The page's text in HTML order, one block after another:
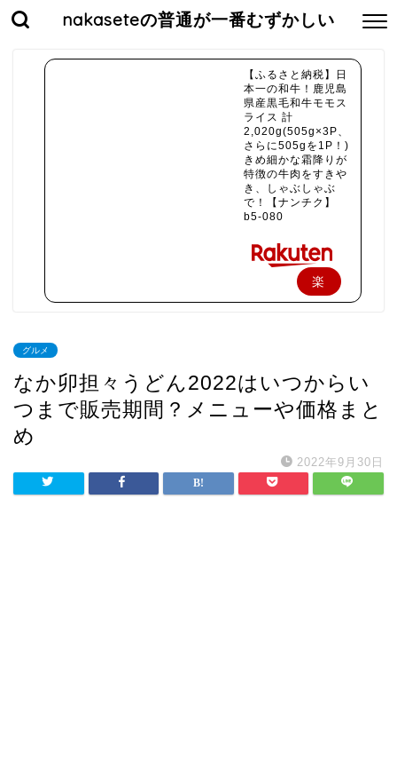
nakaseteの普通が一番むずかしい
【ふるさと納税】日
本一の和牛！鹿児島
県産黒毛和牛モモス
ライス 計
2,020g(505g×3P、
さらに505gを1P！)
きめ細かな霜降りが
特徴の牛肉をすきや
き、しゃぶしゃぶ
で！【ナンチク】
b5-080
楽
入
グルメ
なか卯担々うどん2022はいつからい
つまで販売期間？メニューや価格まと
め
2022年9月30日